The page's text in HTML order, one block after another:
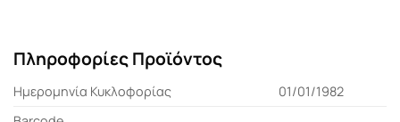
Πληροφορίες Προϊόντος
Ημερομηνία Κυκλοφορίας
01/01/1982